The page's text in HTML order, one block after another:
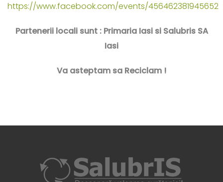
https://www.facebook.com/events/456462381945652
Partenerii locali sunt : Primaria Iasi si Salubris SA
Iasi
Va asteptam sa Reciclam !